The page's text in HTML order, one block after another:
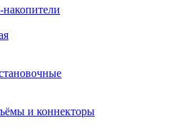
и коннекторы